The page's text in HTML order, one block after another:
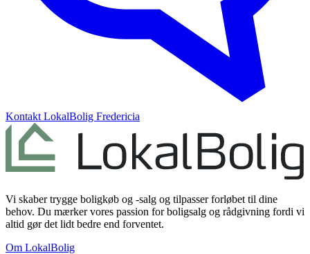
Kontakt LokalBolig Fredericia
Vi skaber trygge boligkøb og -salg og tilpasser forløbet til dine
behov. Du mærker vores passion for boligsalg og rådgivning fordi vi
altid gør det lidt bedre end forventet.
Om LokalBolig